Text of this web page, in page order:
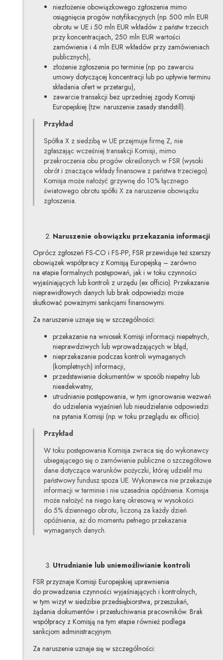
niezłożenie obowiązkowego zgłoszenia mimo
osiągnięcia progów notyfikacyjnych (np. 500 mln EUR
obrotu w UE i 50 mln EUR wkładów z państw trzecich
przy koncentracjach, 250 mln EUR wartości
zamówienia i 4 mln EUR wkładów przy zamówieniach
publicznych),
złożenie zgłoszenia po terminie (np. po zawarciu
umowy dotyczącej koncentracji lub po upływie terminu
składania ofert w przetargu),
zawarcie transakcji bez uprzedniej zgody Komisji
Europejskiej (tzw. naruszenie zasady standstill).
Przykład
Spółka X z siedzibą w UE przejmuje firmę Z, nie
zgłaszając wcześniej transakcji Komisji, mimo
przekroczenia obu progów określonych w FSR (wysoki
obrót i znaczące wkłady finansowe z państwa trzeciego).
Komisja może nałożyć grzywnę do 10% łącznego
światowego obrotu spółki X za naruszenie obowiązku
zgłoszenia.
Naruszenie obowiązku przekazania informacji
Oprócz zgłoszeń FS-CO i FS-PP, FSR przewiduje też szerszy
obowiązek współpracy z Komisją Europejską – zarówno
na etapie formalnych postępowań, jak i w toku czynności
wyjaśniających lub kontroli z urzędu (ex officio). Przekazanie
nieprawidłowych danych lub brak odpowiedzi może
skutkować poważnymi sankcjami finansowymi.
Za naruszenie uznaje się w szczególności:
przekazanie na wniosek Komisji informacji niepełnych,
nieprawdziwych lub wprowadzających w błąd,
nieprzekazanie podczas kontroli wymaganych
(kompletnych) informacji,
przedstawienie dokumentów w sposób niepełny lub
nieadekwatny,
utrudnianie postępowania, w tym ignorowanie wezwań
do udzielenia wyjaśnień lub nieudzielanie odpowiedzi
na pytania Komisji (np. w toku przeglądu ex officio).
Przykład
W toku postępowania Komisja zwraca się do wykonawcy
ubiegającego się o zamówienie publiczne o szczegółowe
dane dotyczące warunków pożyczki, której udzielił mu
państwowy fundusz spoza UE. Wykonawca nie przekazuje
informacji w terminie i nie uzasadnia opóźnienia. Komisja
może nałożyć na niego karę okresową w wysokości
do 5% dziennego obrotu, liczoną za każdy dzień
opóźnienia, aż do momentu pełnego przekazania
wymaganych danych.
Utrudnianie lub uniemożliwianie kontroli
FSR przyznaje Komisji Europejskiej uprawnienia
do prowadzenia czynności wyjaśniających i kontrolnych,
w tym wizyt w siedzibie przedsiębiorstwa, przeszukań,
żądania dokumentów i przesłuchiwania pracowników. Brak
współpracy z Komisją na tym etapie również podlega
sankcjom administracyjnym.
Za naruszenie uznaje się w szczególności: